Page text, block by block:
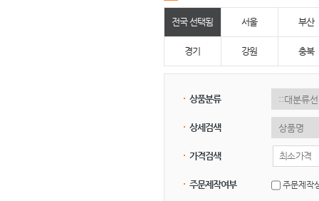
전국 선택됨 서울 부산
경기 강원 충북
상품분류
상세검색
가격검색
주문제작여부 주문제작